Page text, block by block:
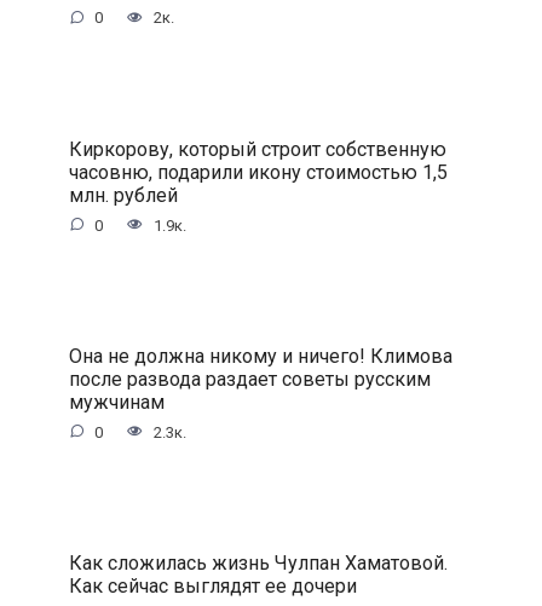
0 2к.
Киркорову, который строит собственную
часовню, подарили икону стоимостью 1,5
млн. рублей
0 1.9к.
Она не должна никому и ничего! Климова
после развода раздает советы русским
мужчинам
0 2.3к.
Как сложилась жизнь Чулпан Хаматовой.
Как сейчас выглядят ее дочери